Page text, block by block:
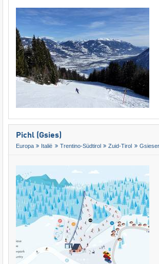
Pichl (Gsies)
Europa Italië Trentino-Südtirol Zuid-Tirol